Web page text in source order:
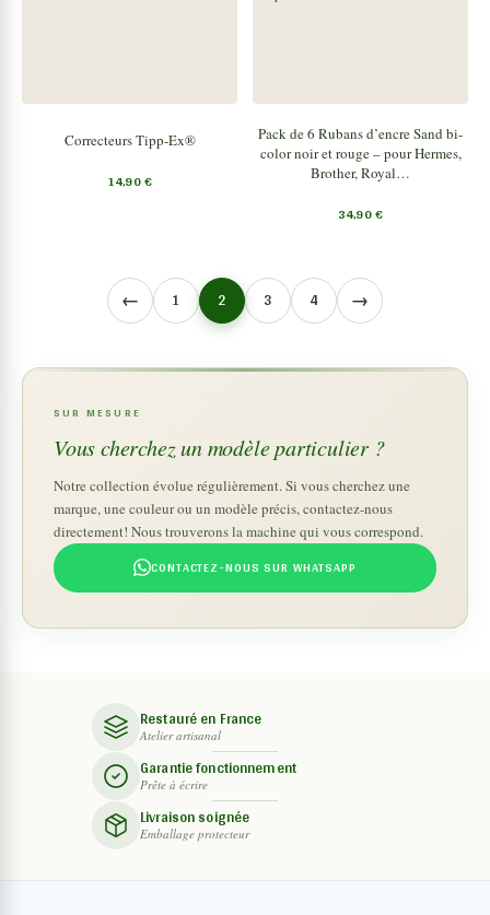
Correcteurs Tipp-Ex®
14,90€
Pack de 6 Rubans d’encre Sand bi-
color noir et rouge – pour Hermes,
Brother, Royal…
34,90€
← 1 2 3 4 →
SUR MESURE
Vous cherchez un modèle particulier ?
Notre collection évolue régulièrement. Si vous cherchez une
marque, une couleur ou un modèle précis, contactez-nous
directement! Nous trouverons la machine qui vous correspond.
CONTACTEZ-NOUS SUR WHATSAPP
Restauré en France
Atelier artisanal
Garantie fonctionnement
Prête à écrire
Livraison soignée
Emballage protecteur